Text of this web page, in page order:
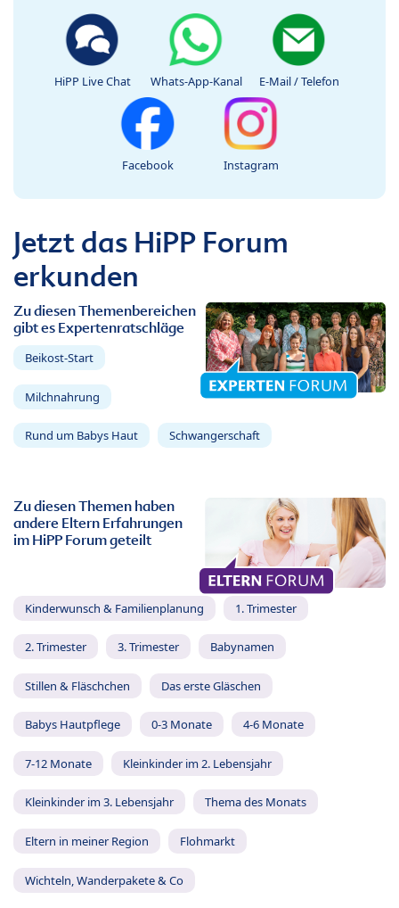
HiPP Live Chat Whats-App-Kanal E-Mail / Telefon
Facebook Instagram
Jetzt das HiPP Forum
erkunden
Zu diesen Themenbereichen
gibt es Expertenratschläge
Beikost-Start
Milchnahrung
Rund um Babys Haut Schwangerschaft
Zu diesen Themen haben
andere Eltern Erfahrungen
im HiPP Forum geteilt
Kinderwunsch & Familienplanung 1. Trimester
2. Trimester 3. Trimester Babynamen
Stillen & Fläschchen Das erste Gläschen
Babys Hautpflege 0-3 Monate 4-6 Monate
7-12 Monate Kleinkinder im 2. Lebensjahr
Kleinkinder im 3. Lebensjahr Thema des Monats
Eltern in meiner Region Flohmarkt
Wichteln, Wanderpakete & Co